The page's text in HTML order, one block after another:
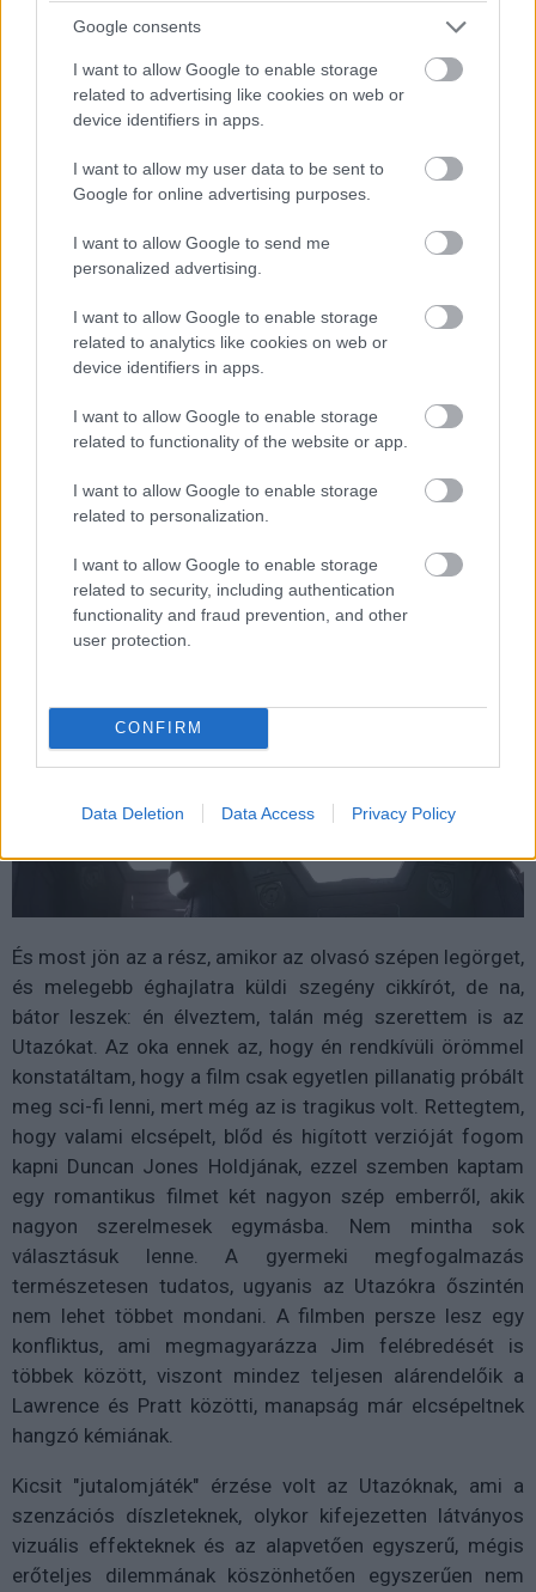
Google consents
I want to allow Google to enable storage
related to advertising like cookies on web or
device identifiers in apps.
I want to allow my user data to be sent to
Google for online advertising purposes.
I want to allow Google to send me
personalized advertising.
I want to allow Google to enable storage
related to analytics like cookies on web or
device identifiers in apps.
I want to allow Google to enable storage
related to functionality of the website or app.
I want to allow Google to enable storage
related to personalization.
I want to allow Google to enable storage
related to security, including authentication
functionality and fraud prevention, and other
user protection.
CONFIRM
Data Deletion Data Access Privacy Policy
dilemmája volt. Maradjon élete végéig magányos egy
kihalt űrhajón/vessen véget az életének, vagy ébressze
fel addig plátói szerelmét, ezzel gyakorlatilag tönkretéve
a hölgy életét is. Ez a kérdés többé-kevésbé átíveli az
egész filmet, és meglepően okosan lett tálalva. Mindez
viszont nem kifejezetten a jól megírt forgatókönyvben
Bevallom, én még a 2010-es A hallgatás törvénye idején
rajongva néztem Lawrence kisasszony játékát (és ő
magát is), viszont az elmúlt években a fiatal színésznő
csillaga számomra piszkosul zuhanni kezdett. Az X-Men:
Apokalipszisben nyújtott teljesen lélektelen, életunt
pedig mindig is a "teljesen jó arc, de piszkosul unalmas"
kategóriába esett nálam, az Utazókban viszont egy rossz
szó sem érheti egyikük alakítását sem. Ez pedig
elengedhetetlen volt ahhoz, hogy az Utazókat egyáltalán
És most jön az a rész, amikor az olvasó szépen legörget,
és melegebb éghajlatra küldi szegény cikkírót, de na,
bátor leszek: én élveztem, talán még szerettem is az
Utazókat. Az oka ennek az, hogy én rendkívüli örömmel
konstatáltam, hogy a film csak egyetlen pillanatig próbált
meg sci-fi lenni, mert még az is tragikus volt. Rettegtem,
hogy valami elcsépelt, blőd és higított verzióját fogom
kapni Duncan Jones Holdjának, ezzel szemben kaptam
egy romantikus filmet két nagyon szép emberről, akik
nagyon szerelmesek egymásba. Nem mintha sok
választásuk lenne. A gyermeki megfogalmazás
természetesen tudatos, ugyanis az Utazókra őszintén
nem lehet többet mondani. A filmben persze lesz egy
konfliktus, ami megmagyarázza Jim felébredését is
többek között, viszont mindez teljesen alárendelőik a
Lawrence és Pratt közötti, manapság már elcsépeltnek
hangzó kémiának.
Kicsit "jutalomjáték" érzése volt az Utazóknak, ami a
szenzációs díszleteknek, olykor kifejezetten látványos
vizuális effekteknek és az alapvetően egyszerű, mégis
erőteljes dilemmának köszönhetően egyszerűen nem